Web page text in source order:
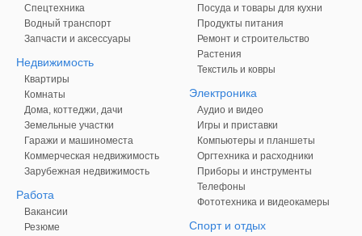
Спецтехника
Водный транспорт
Запчасти и аксессуары
Недвижимость
Квартиры
Комнаты
Дома, коттеджи, дачи
Земельные участки
Гаражи и машиноместа
Коммерческая недвижимость
Зарубежная недвижимость
Работа
Вакансии
Резюме
Посуда и товары для кухни
Продукты питания
Ремонт и строительство
Растения
Текстиль и ковры
Электроника
Аудио и видео
Игры и приставки
Компьютеры и планшеты
Оргтехника и расходники
Приборы и инструменты
Телефоны
Фототехника и видеокамеры
Спорт и отдых